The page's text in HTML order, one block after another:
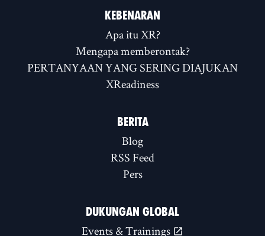
KEBENARAN
Apa itu XR?
Mengapa memberontak?
PERTANYAAN YANG SERING DIAJUKAN
XReadiness
BERITA
Blog
RSS Feed
Pers
DUKUNGAN GLOBAL
Events & Trainings